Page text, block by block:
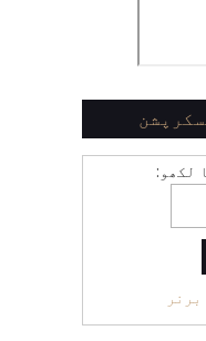
لکھو: